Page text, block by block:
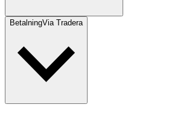
BetalningVia Tradera